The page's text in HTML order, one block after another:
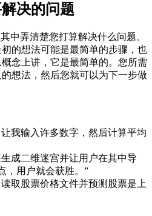
决的问题
中弄清楚您打算解决什么问题。
的想法可能是最简单的步骤，也
念上讲，它是最简单的。您所需
想法，然后您就可以为下一步做
我输入许多数字，然后计算平均
成二维迷宫并让用户在其中导
，用户就会获胜。”
取股票价格文件并预测股票是上